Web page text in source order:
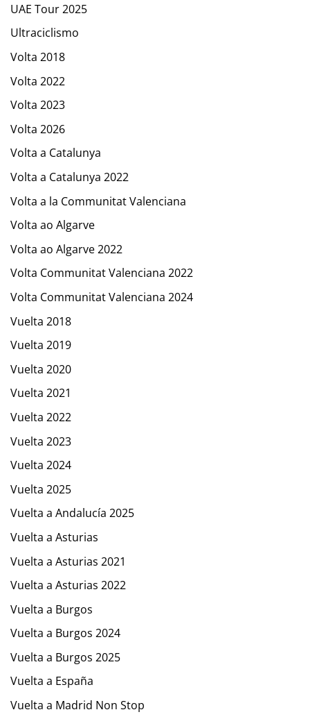
UAE Tour 2025
Ultraciclismo
Volta 2018
Volta 2022
Volta 2023
Volta 2026
Volta a Catalunya
Volta a Catalunya 2022
Volta a la Communitat Valenciana
Volta ao Algarve
Volta ao Algarve 2022
Volta Communitat Valenciana 2022
Volta Communitat Valenciana 2024
Vuelta 2018
Vuelta 2019
Vuelta 2020
Vuelta 2021
Vuelta 2022
Vuelta 2023
Vuelta 2024
Vuelta 2025
Vuelta a Andalucía 2025
Vuelta a Asturias
Vuelta a Asturias 2021
Vuelta a Asturias 2022
Vuelta a Burgos
Vuelta a Burgos 2024
Vuelta a Burgos 2025
Vuelta a España
Vuelta a Madrid Non Stop